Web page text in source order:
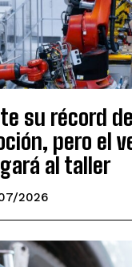
su récord
pero el
al taller
2026